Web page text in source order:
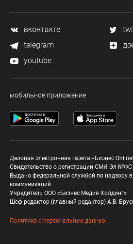
вконтакте
telegram
youtube
мобильное приложение
Деловая электронная газета «Бизнес
Свидетельство о регистрации СМИ Эл №ФС
Выдано федеральной службой по надзору
коммуникаций.
Учредитель ООО «Бизнес Медия Холдинг»
Шеф-редактор (главный редактор) А.В.
Политика о персональных данных